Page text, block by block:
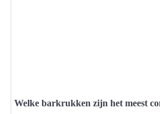
Welke barkrukken zijn het meest